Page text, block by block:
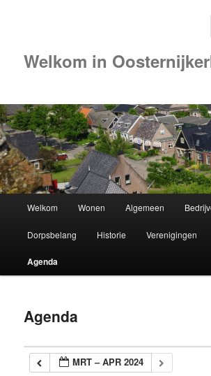
Welkom in
Spring
naar
de
inhoud
Welkom Wonen Algemeen
Dorpsbelang Historie Verenigingen
Agenda
Agenda
MRT – APR 2024